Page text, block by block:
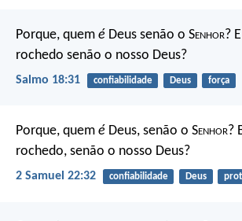
Porque, quem é Deus senão o Senhor?
rochedo senão o nosso Deus?
Salmo 18:31 confiabilidade Deus força
Porque, quem é Deus, senão o Senhor?
rochedo, senão o nosso Deus?
2 Samuel 22:32 confiabilidade Deus